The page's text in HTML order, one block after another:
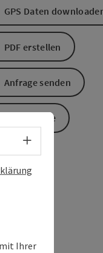
GPS Daten
PDF erstellen
Anfrage senden
Zur Website
Sprachwahl -
Ihrer